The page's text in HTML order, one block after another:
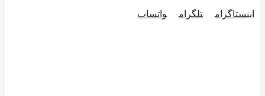
اینستاگرام تلگرام
واتساپ